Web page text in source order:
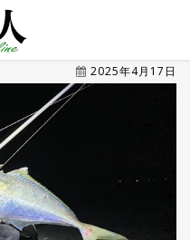
2025年4月17日